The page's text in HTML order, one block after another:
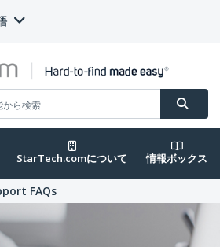
StarTech.comについて 情報ボックス
FAQs